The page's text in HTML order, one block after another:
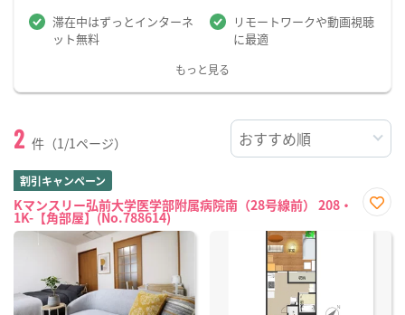
滞在中はずっとインターネ
ット無料
リモートワークや動画視聴
に最適
もっと見る
2 件（1/1ページ）
割引キャンペーン
Kマンスリー弘前大学医学部附属病院南（28号線前） 208・
1K-【角部屋】(No.788614)
に入